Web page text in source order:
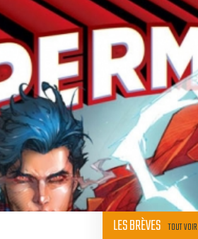
LES BRÈVES TOUT VOIR